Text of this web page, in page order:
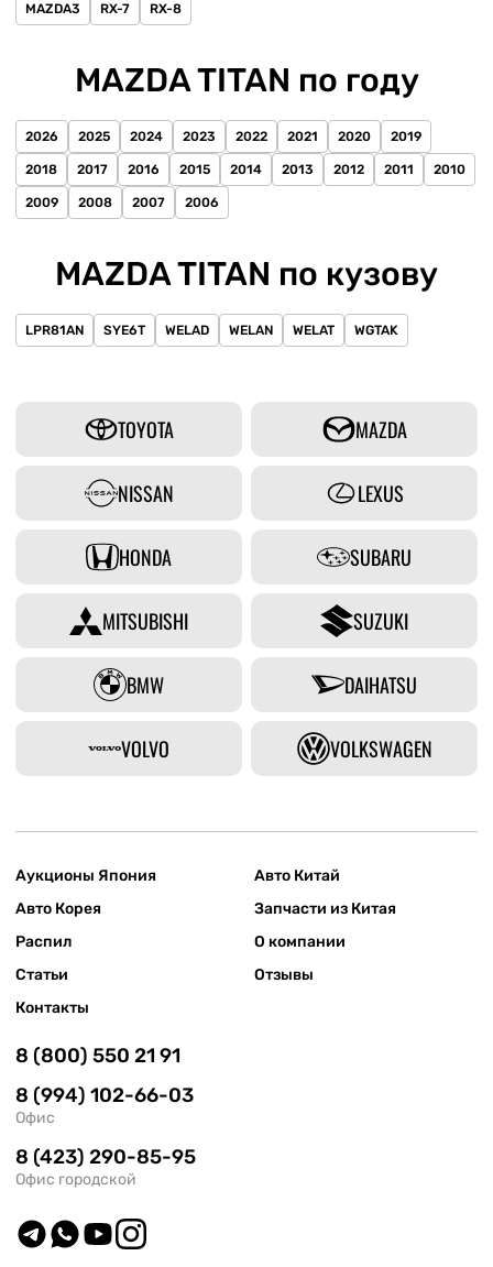
MAZDA3 RX-7 RX-8
MAZDA TITAN по году
2026 2025 2024 2023 2022 2021 2020 2019
2018 2017 2016 2015 2014 2013 2012 2011 2010
2009 2008 2007 2006
MAZDA TITAN по кузову
LPR81AN SYE6T WELAD WELAN WELAT WGTAK
TOYOTA MAZDA
NISSAN LEXUS
HONDA SUBARU
MITSUBISHI SUZUKI
BMW DAIHATSU
VOLVO VOLKSWAGEN
Аукционы Япония
Авто Китай
Авто Корея
Запчасти из Китая
Распил
О компании
Статьи
Отзывы
Контакты
8 (800) 550 21 91
8 (994) 102-66-03
Офис
8 (423) 290-85-95
Офис городской